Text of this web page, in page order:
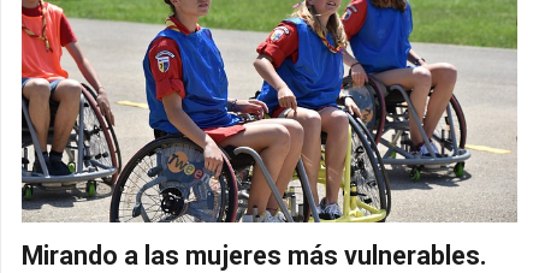
Mirando a las mujeres más vulnerables.